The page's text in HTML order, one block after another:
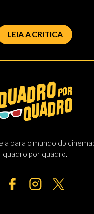
LEIA A CRÍTICA
para o mundo do cinema:
quadro por quadro.